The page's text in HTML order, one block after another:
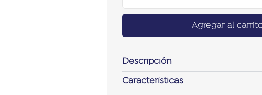
Agregar al
Descripción
Características